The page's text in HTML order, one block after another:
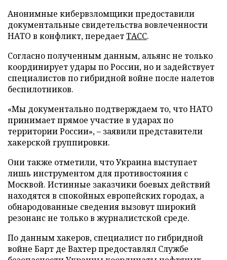
Анонимные кибервзломщики предоставили
документальные свидетельства вовлеченности
НАТО в конфликт, передаетТАСС.
Согласно полученным данным, альянс не только
координирует удары по России, но и задействует
специалистов по гибридной войне после налетов
беспилотников.
«Мы документально подтверждаем то, что НАТО
принимает прямое участие в ударах по
территории России», – заявили представители
хакерской группировки.
Они также отметили, что Украина выступает
лишь инструментом для противостояния с
Москвой. Истинные заказчики боевых действий
находятся в спокойных европейских городах, а
обнародованные сведения вызовут широкий
резонанс не только в журналистской среде.
По данным хакеров, специалист по гибридной
войне Барт де Вахтер предоставлял Службе